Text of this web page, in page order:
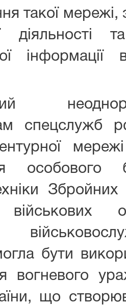
такої мережі,
діяльності
спецслужб
військових
бути
вогневого
що